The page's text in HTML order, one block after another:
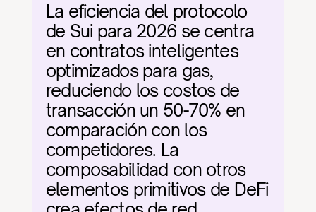
La eficiencia del protocolo
de Sui para 2026 se centra
en contratos inteligentes
optimizados para gas,
reduciendo los costos de
transacción un 50-70% en
comparación con los
competidores. La
composabilidad con otros
elementos primitivos de DeFi